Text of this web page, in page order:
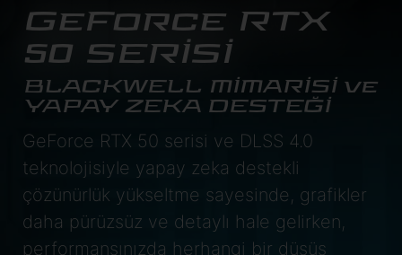
GeForce RTX
50 SERİSİ
BLACKWELL MİMARİSİ ve
YAPAY ZEKA DESTEĞİ
GeForce RTX 50 serisi ve DLSS 4.0
teknolojisiyle yapay zeka destekli
çözünürlük yükseltme sayesinde, grafikler
daha pürüzsüz ve detaylı hale gelirken,
performansınızda herhangi bir düşüş